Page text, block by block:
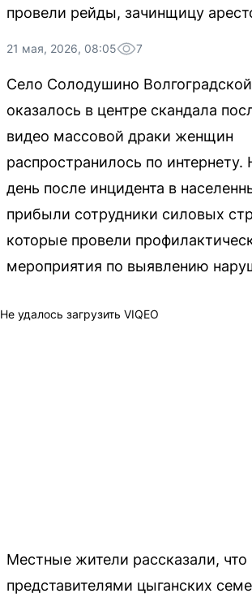
провели рейды, зачинщицу
21 мая, 2026, 08:05 7
Село Солодушино
оказалось в центре скандала
видео массовой драки женщин
распространилось по
день после инцидента в
прибыли сотрудники силовых
которые провели
мероприятия по выявлению
Не удалось загрузить VIQEO
Местные жители рассказали, что
представителями цыганских